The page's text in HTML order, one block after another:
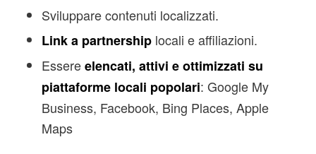
Sviluppare contenuti localizzati.
Link a partnershiplocali e affiliazioni.
Essereelencati, attivi e ottimizzati su
piattaforme locali popolari: Google My
Business, Facebook, Bing Places, Apple
Maps